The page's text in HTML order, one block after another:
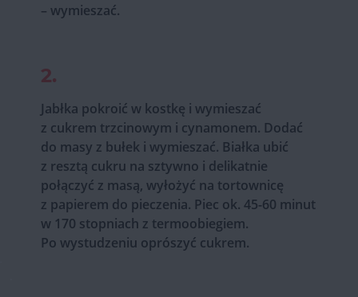
– wymieszać.
2.
Jabłka pokroić w kostkę i wymieszać
z cukrem trzcinowym i cynamonem. Dodać
do masy z bułek i wymieszać. Białka ubić
z resztą cukru na sztywno i delikatnie
połączyć z masą, wyłożyć na tortownicę
z papierem do pieczenia. Piec ok. 45-60 minut
w 170 stopniach z termoobiegiem.
Po wystudzeniu oprószyć cukrem.